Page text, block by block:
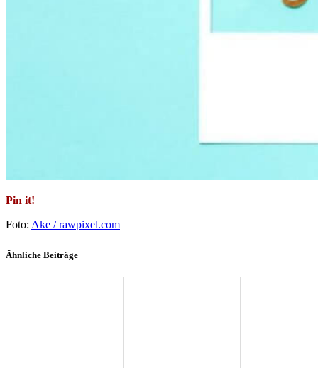
Pin it!
Foto: Ake / rawpixel.com
Ähnliche Beiträge